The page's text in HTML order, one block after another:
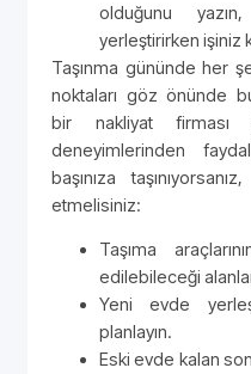
olduğunu
yerleştirirken işiniz
Taşınma gününde her
noktaları göz önünde
bir nakliyat firması
deneyimlerinden
başınıza
etmelisiniz:
Taşıma
edilebileceği
Yeni evde
planlayın.
Eski evde kalan